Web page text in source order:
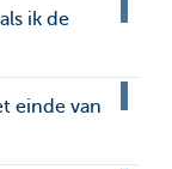
ik de
einde van